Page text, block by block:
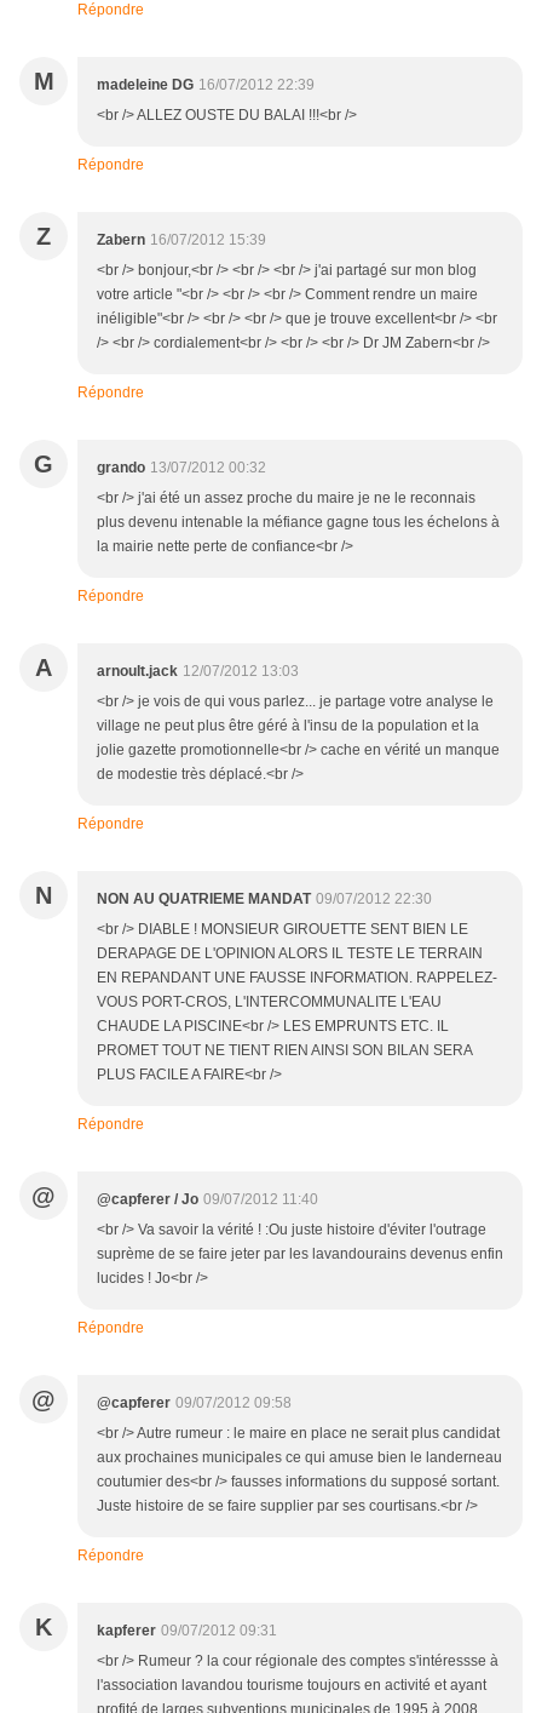
Répondre
M madeleine DG 16/07/2012 22:39
<br /> ALLEZ OUSTE DU BALAI !!!<br />
Répondre
Z Zabern 16/07/2012 15:39
<br /> bonjour,<br /> <br /> <br /> j'ai partagé sur mon blog
votre article "<br /> <br /> <br /> Comment rendre un maire
inéligible"<br /> <br /> <br /> que je trouve excellent<br /> <br
/> <br /> cordialement<br /> <br /> <br /> Dr JM Zabern<br />
Répondre
G grando 13/07/2012 00:32
<br /> j'ai été un assez proche du maire je ne le reconnais
plus devenu intenable la méfiance gagne tous les échelons à
la mairie nette perte de confiance<br />
Répondre
A arnoult.jack 12/07/2012 13:03
<br /> je vois de qui vous parlez... je partage votre analyse le
village ne peut plus être géré à l'insu de la population et la
jolie gazette promotionnelle<br /> cache en vérité un manque
de modestie très déplacé.<br />
Répondre
N NON AU QUATRIEME MANDAT 09/07/2012 22:30
<br /> DIABLE ! MONSIEUR GIROUETTE SENT BIEN LE
DERAPAGE DE L'OPINION ALORS IL TESTE LE TERRAIN
EN REPANDANT UNE FAUSSE INFORMATION. RAPPELEZ-
VOUS PORT-CROS, L'INTERCOMMUNALITE L'EAU
CHAUDE LA PISCINE<br /> LES EMPRUNTS ETC. IL
PROMET TOUT NE TIENT RIEN AINSI SON BILAN SERA
PLUS FACILE A FAIRE<br />
Répondre
@ @capferer / Jo 09/07/2012 11:40
<br /> Va savoir la vérité ! :Ou juste histoire d'éviter l'outrage
suprème de se faire jeter par les lavandourains devenus enfin
lucides ! Jo<br />
Répondre
@ @capferer 09/07/2012 09:58
<br /> Autre rumeur : le maire en place ne serait plus candidat
aux prochaines municipales ce qui amuse bien le landerneau
coutumier des<br /> fausses informations du supposé sortant.
Juste histoire de se faire supplier par ses courtisans.<br />
Répondre
K kapferer 09/07/2012 09:31
<br /> Rumeur ? la cour régionale des comptes s'intéressse à
l'association lavandou tourisme toujours en activité et ayant
profité de larges subventions municipales de 1995 à 2008.